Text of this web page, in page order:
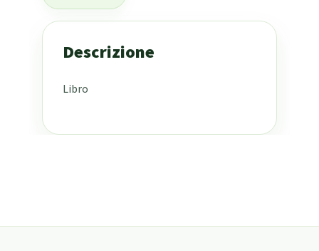
Descrizione
Libro